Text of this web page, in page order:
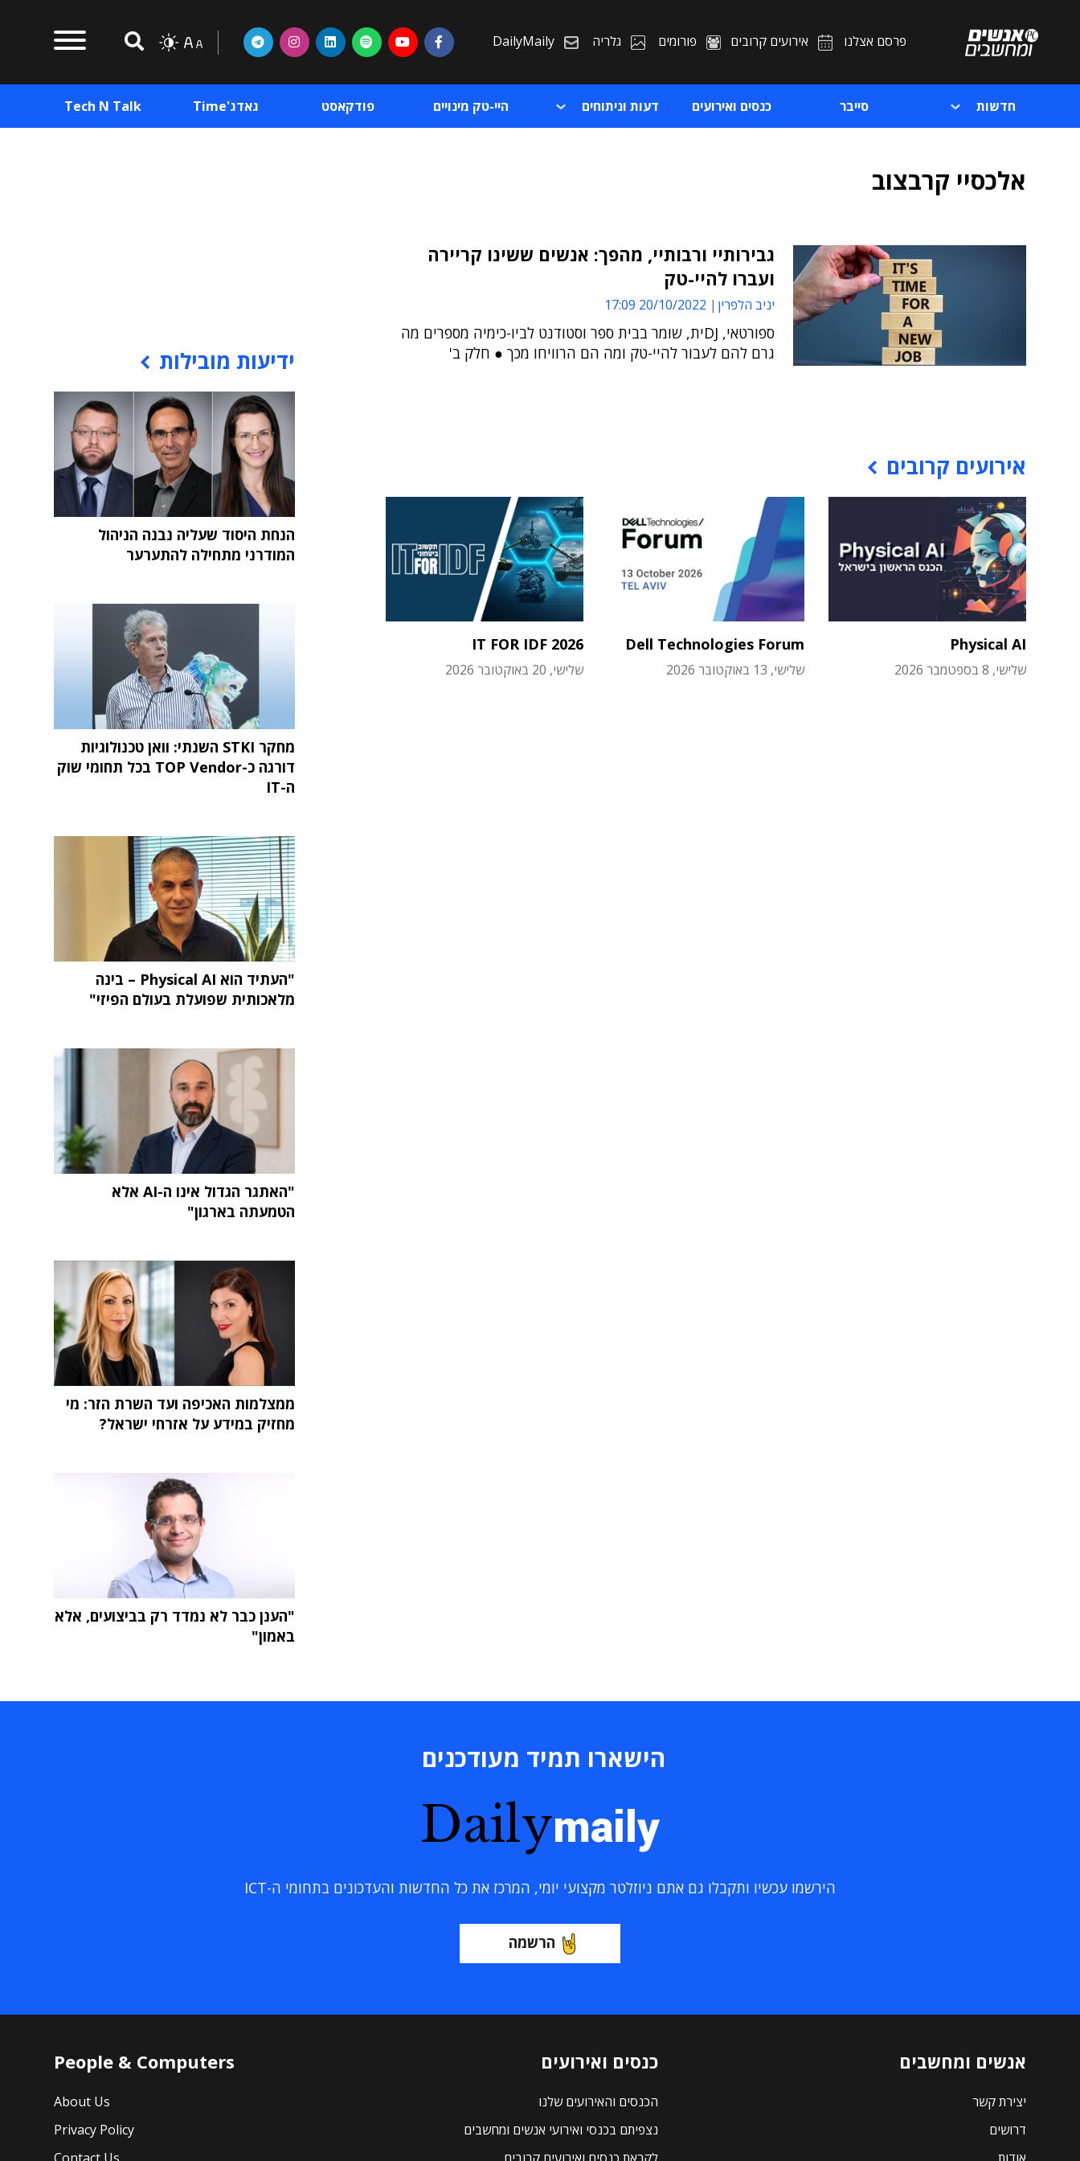
פרסם אצלנו אירועים קרובים פורומים גלריה DailyMaily
חדשות סייבר כנסים ואירועים דעות וניתוחים היי-טק מינויים פודקאסט גאדג'Time Tech N Talk
אלכסיי קרבצוב
גבירותיי ורבותיי, מהפך: אנשים ששינו קריירה
ועברו להיי-טק
יניב הלפרין 20/10/2022 17:09
ספורטאי, DJית, שומר בבית ספר וסטודנט לביו-כימיה מספרים מה
גרם להם לעבור להיי-טק ומה הם הרוויחו מכך ● חלק ב'
אירועים קרובים
Physical AI
שלישי, 8 בספטמבר 2026
Dell Technologies Forum
שלישי, 13 באוקטובר 2026
IT FOR IDF 2026
שלישי, 20 באוקטובר 2026
ידיעות מובילות
הנחת היסוד שעליה נבנה הניהול
המודרני מתחילה להתערער
מחקר STKI השנתי: וואן טכנולוגיות
דורגה כ-TOP Vendor בכל תחומי שוק
ה-IT
"העתיד הוא Physical AI – בינה
מלאכותית שפועלת בעולם הפיזי"
"האתגר הגדול אינו ה-AI אלא
הטמעתה בארגון"
ממצלמות האכיפה ועד השרת הזר: מי
מחזיק במידע על אזרחי ישראל?
"הענן כבר לא נמדד רק בביצועים, אלא
באמון"
הישארו תמיד מעודכנים
Dailymaily
הירשמו עכשיו ותקבלו גם אתם ניוזלטר מקצועי יומי, המרכז את כל החדשות והעדכונים בתחומי ה-ICT
הרשמה
אנשים ומחשבים
יצירת קשר
דרושים
כנסים ואירועים
הכנסים והאירועים שלנו
נצפיתם בכנסי ואירועי אנשים ומחשבים
People & Computers
About Us
Privacy Policy